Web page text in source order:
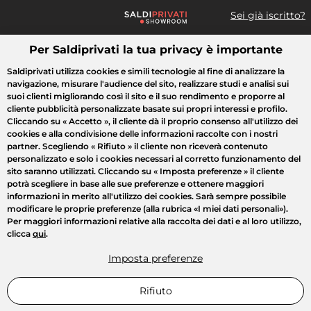
Sei già iscritto?
Cosa cerchi?
Tutte le vendite Moda Casa Bellezza Elettrodomestici
Per Saldiprivati la tua privacy è importante
Saldiprivati utilizza cookies e simili tecnologie al fine di analizzare la
navigazione, misurare l'audience del sito, realizzare studi e analisi sui
suoi clienti migliorando così il sito e il suo rendimento e proporre al
cliente pubblicità personalizzate basate sui propri interessi e profilo.
Cliccando su « Accetto », il cliente dà il proprio consenso all'utilizzo dei
cookies e alla condivisione delle informazioni raccolte con i nostri
partner. Scegliendo « Rifiuto » il cliente non riceverà contenuto
personalizzato e solo i cookies necessari al corretto funzionamento del
sito saranno utilizzati. Cliccando su « Imposta preferenze » il cliente
potrà scegliere in base alle sue preferenze e ottenere maggiori
informazioni in merito all'utilizzo dei cookies. Sarà sempre possibile
modificare le proprie preferenze (alla rubrica «I miei dati personali»).
Per maggiori informazioni relative alla raccolta dei dati e al loro utilizzo,
clicca qui.
Imposta preferenze
Rifiuto